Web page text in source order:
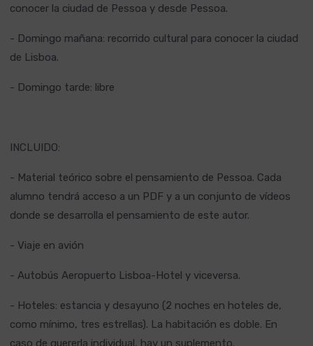
conocer la ciudad de Pessoa y desde Pessoa.
- Domingo mañana: recorrido cultural para conocer la ciudad
de Lisboa.
- Domingo tarde: libre
INCLUIDO:
- Material teórico sobre el pensamiento de Pessoa. Cada
alumno tendrá acceso a un PDF y a un conjunto de vídeos
donde se desarrolla el pensamiento de este autor.
- Viaje en avión
- Autobús Aeropuerto Lisboa-Hotel y viceversa.
- Hoteles: estancia y desayuno (2 noches en hoteles de,
como mínimo, tres estrellas). La habitación es doble. En